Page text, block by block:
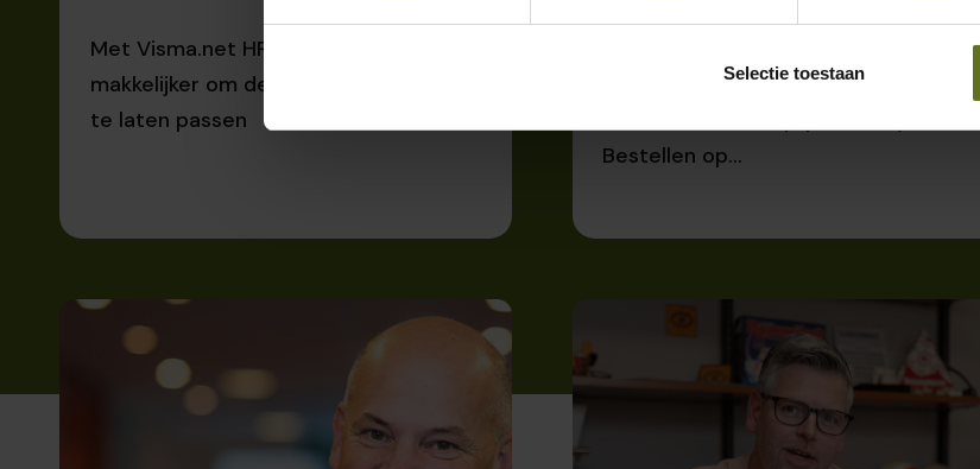
Selectie toestaan
Met Visma.net HRM & Payroll is het
makkelijker om de regels uniform toe
te laten passen
'Wij bestellen op basis van verkochte
artikelen in de afgelopen periode'
Bestellen op...